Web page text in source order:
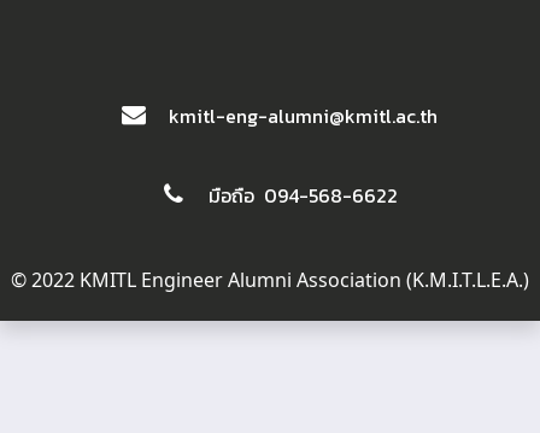
kmitl-eng-alumni@kmitl.ac.th
มือถือ 094-568-6622
© 2022 KMITL Engineer Alumni Association (K.M.I.T.L.E.A.)